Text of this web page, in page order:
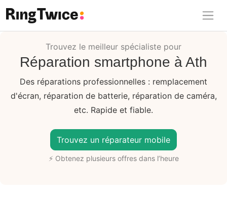
Ring Twice
Trouvez le meilleur spécialiste pour
Réparation smartphone à Ath
Des réparations professionnelles : remplacement
d'écran, réparation de batterie, réparation de caméra,
etc. Rapide et fiable.
Trouvez un réparateur mobile
⚡ Obtenez plusieurs offres dans l’heure